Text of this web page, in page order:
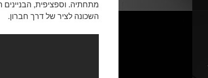
מתחתיה. וספציפית,
השכונה לציר של דרך חברון.